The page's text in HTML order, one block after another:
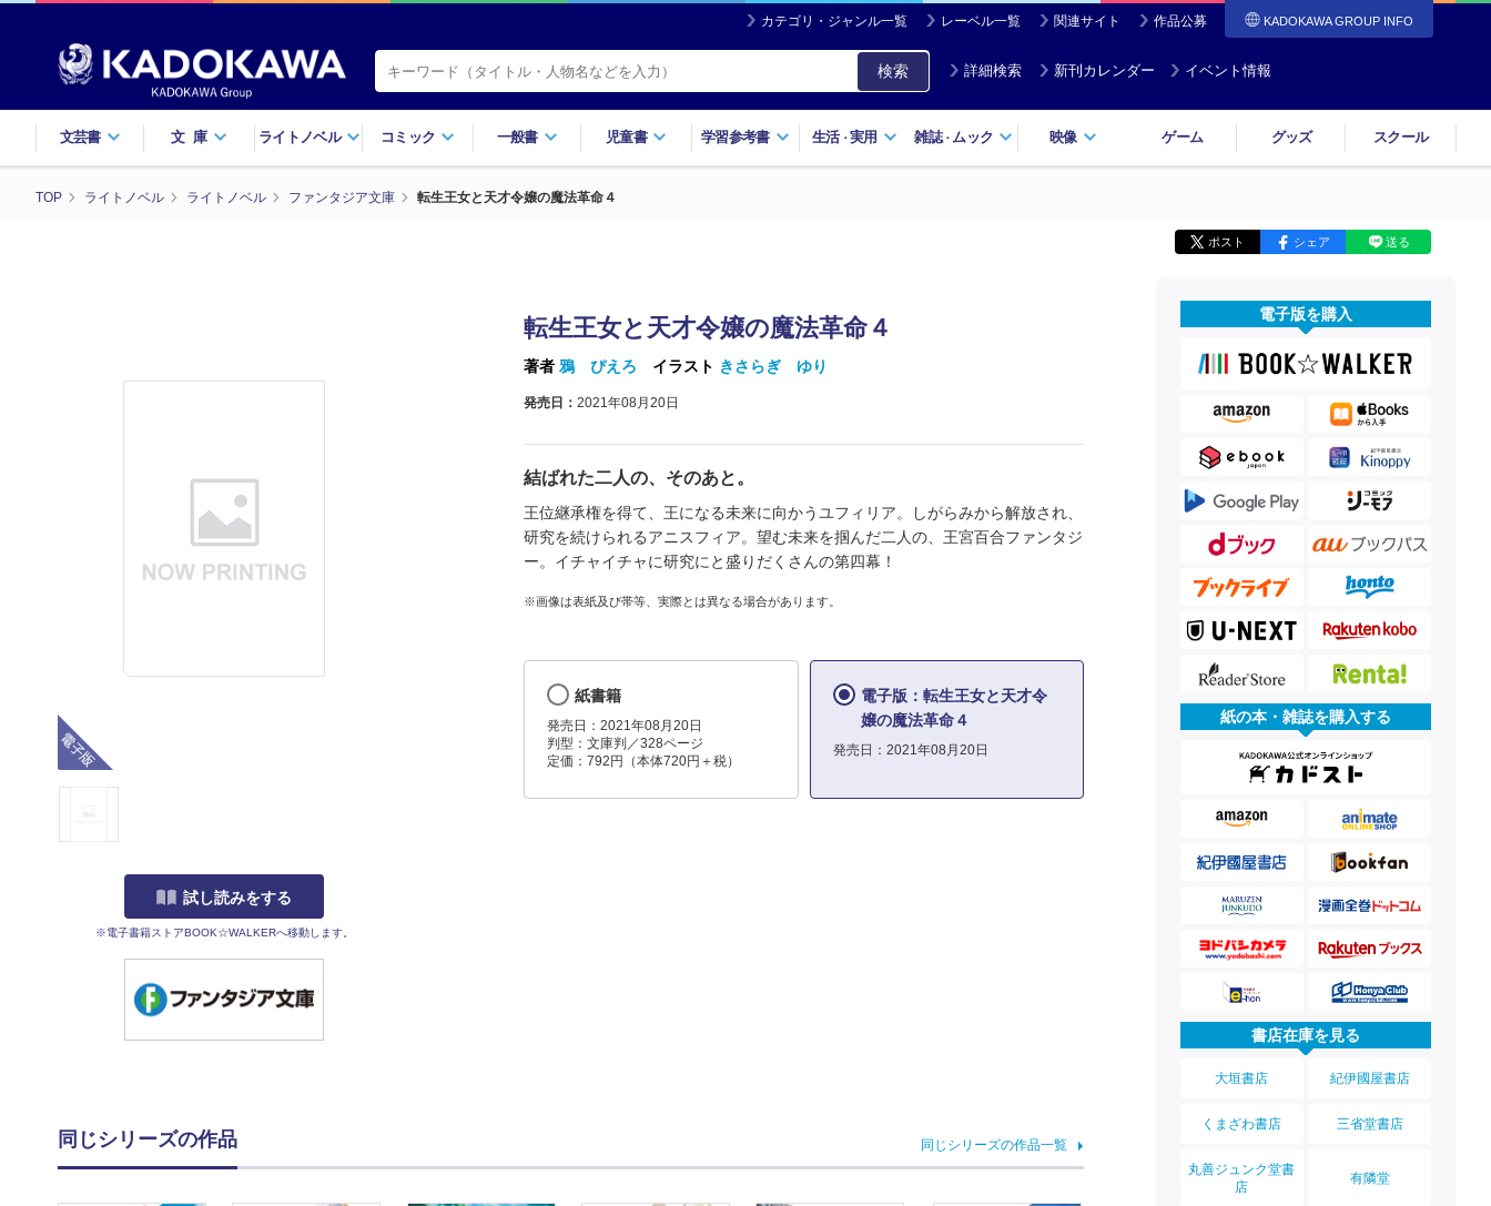
カテゴリ・ジャンル一覧 レーベル一覧 関連サイト 作品公募 KADOKAWA GROUP INFO
検索 詳細検索 新刊カレンダー イベント情報
文芸書 文庫 ライトノベル コミック 一般書 児童書 学習参考書 生活・実用 雑誌・ ムック 映像 ゲーム グッズ スクール
TOP ライトノベル ライトノベル ファンタジア文庫 転生王女と天才令嬢の魔法革命４
ポスト シェア 送る
試し読みをする
※電子書籍ストアBOOK☆WALKERへ移動します。
転生王女と天才令嬢の魔法革命４
著者 鴉 ぴえろ イラスト きさらぎ ゆり
発売日： 2021年08月20日
結ばれた二人の、そのあと。
王位継承権を得て、王になる未来に向かうユフィリア。しがらみから解放され、
研究を続けられるアニスフィア。望む未来を掴んだ二人の、王宮百合ファンタジ
ー。イチャイチャに研究にと盛りだくさんの第四幕！
※画像は表紙及び帯等、実際とは異なる場合があります。
紙書籍
発売日：2021年08月20日
判型：文庫判／328ページ
定価：792円（本体720円＋税）
電子版：転生王女と天才令
嬢の魔法革命４
発売日：2021年08月20日
同じシリーズの作品 同じシリーズの作品一覧
電子版を購入
紙の本・雑誌を購入する
書店在庫を見る
大垣書店 紀伊國屋書店
くまざわ書店 三省堂書店
丸善ジュンク堂書
店
有隣堂